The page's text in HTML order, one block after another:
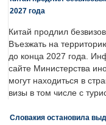
2027 года
Китай продлил
Въезжать на
до конца 2027 года.
сайте Министерства
могут находиться в
визы в том числе с
Словакия остановила